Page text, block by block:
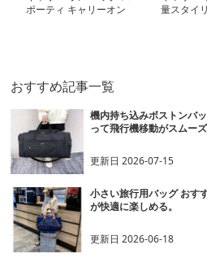
ポーティ キャリーオン
量スタイ
おすすめ記事一覧
機内持ち込みボストンバ
って飛行機移動がスムーズ
更新日2026-07-15
小さい旅行用バッグ おす
が快適に楽しめる。
更新日2026-06-18